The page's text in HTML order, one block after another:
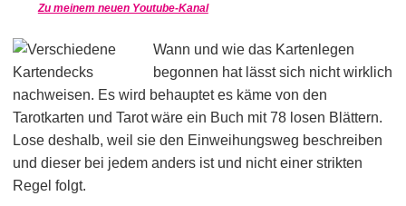
Zu meinem neuen Youtube-Kanal
Wann und wie das Kartenlegen
begonnen hat lässt sich nicht wirklich
nachweisen. Es wird behauptet es käme von den
Tarotkarten und Tarot wäre ein Buch mit 78 losen Blättern.
Lose deshalb, weil sie den Einweihungsweg beschreiben
und dieser bei jedem anders ist und nicht einer strikten
Regel folgt.